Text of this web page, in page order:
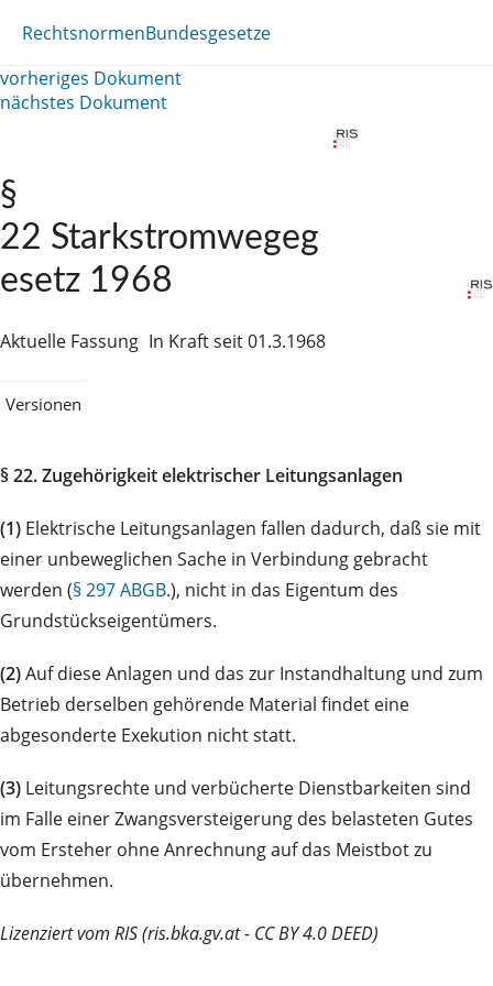
RechtsnormenBundesgesetze
vorheriges Dokument
nächstes Dokument
§
22 Starkstromwegeg
esetz 1968
Aktuelle Fassung In Kraft seit 01.3.1968
Versionen
§ 22. Zugehörigkeit elektrischer Leitungsanlagen
(1) Elektrische Leitungsanlagen fallen dadurch, daß sie mit
einer unbeweglichen Sache in Verbindung gebracht
werden (§ 297 ABGB.), nicht in das Eigentum des
Grundstückseigentümers.
(2)Auf diese Anlagen und das zur Instandhaltung und zum
Betrieb derselben gehörende Material findet eine
abgesonderte Exekution nicht statt.
(3) Leitungsrechte und verbücherte Dienstbarkeiten sind
im Falle einer Zwangsversteigerung des belasteten Gutes
vom Ersteher ohne Anrechnung auf das Meistbot zu
übernehmen.
Lizenziert vom RIS (ris.bka.gv.at - CC BY 4.0 DEED)